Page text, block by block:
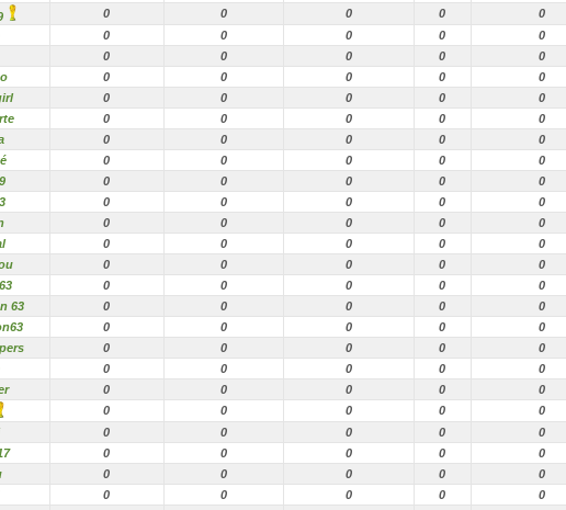
0 0 0 0
0
0 0 0 0
0
0 0 0 0
0
0 0 0 0
0
0 0 0 0
0
0 0 0 0
0
0 0 0 0
0
0 0 0 0
0
0 0 0 0
0
0 0 0 0
0
0 0 0 0
0
0 0 0 0
0
0 0 0 0
0
0 0 0 0
0
63 0 0 0 0
0
0 0 0 0
0
0 0 0 0
0
0 0 0 0
0
0 0 0 0
0
0 0 0 0
0
0 0 0 0
0
0 0 0 0
0
0 0 0 0
0
0 0 0 0
0